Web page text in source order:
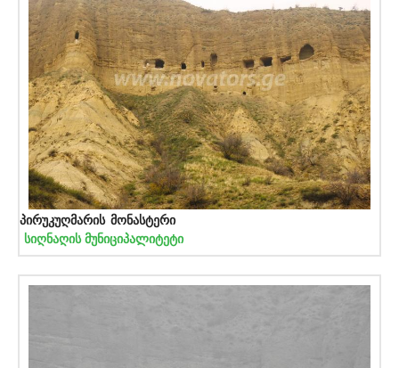
პირუკუღმარის მონასტერი
სიღნაღის მუნიციპალიტეტი